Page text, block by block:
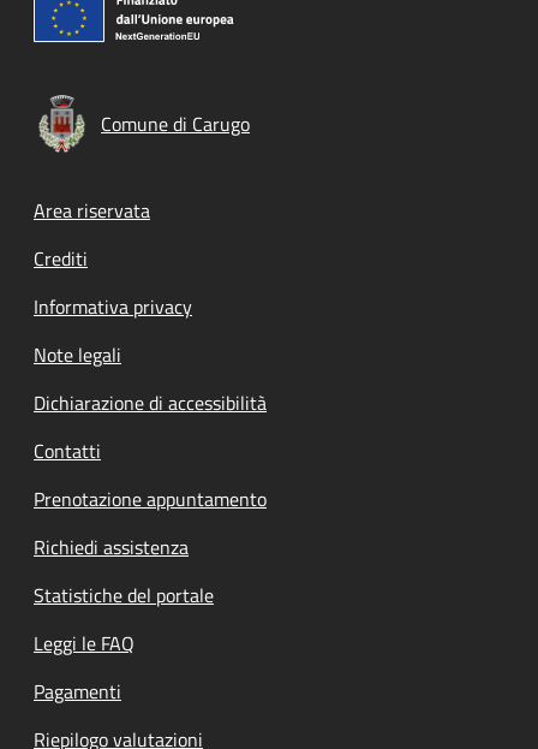
Comune di Carugo
Footer menu
Area riservata
Crediti
Informativa privacy
Note legali
Dichiarazione di accessibilità
Contatti
Prenotazione appuntamento
Richiedi assistenza
Statistiche del portale
Leggi le FAQ
Pagamenti
Riepilogo valutazioni